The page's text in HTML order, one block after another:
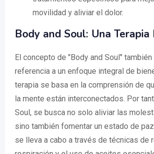
movilidad y aliviar el dolor.
Body and Soul: Una
El concepto de "Body and Soul" también
referencia a un enfoque integral de
terapia se basa en la comprensión de
la mente están interconectados. Por
Soul, se busca no solo aliviar las
sino también fomentar un estado de
se lleva a cabo a través de técnicas de